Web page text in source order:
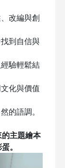
改編與創
到自信與
驗輕鬆結
化與價值
的語調。
主題繪本
。